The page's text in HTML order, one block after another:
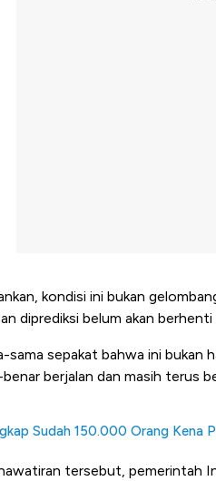
kondisi ini bukan
diprediksi belum akan
sama sepakat bahwa ini bukan
berjalan dan masih terus
Sudah 150.000 Orang Kena
tersebut, pemerintah